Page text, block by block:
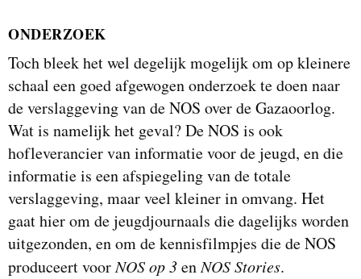
ONDERZOEK
Toch bleek het wel degelijk mogelijk om op kleinere
schaal een goed afgewogen onderzoek te doen naar
de verslaggeving van de NOS over de Gazaoorlog.
Wat is namelijk het geval? De NOS is ook
hofleverancier van informatie voor de jeugd, en die
informatie is een afspiegeling van de totale
verslaggeving, maar veel kleiner in omvang. Het
gaat hier om de jeugdjournaals die dagelijks worden
uitgezonden, en om de kennisfilmpjes die de NOS
produceert voorNOS op 3enNOS Stories.